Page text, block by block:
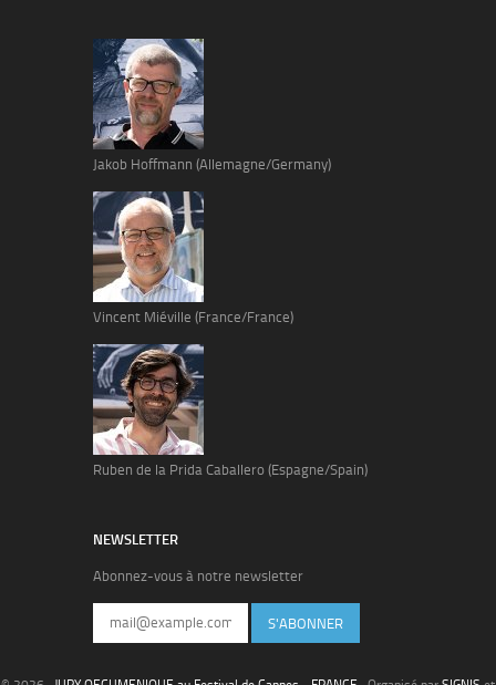
Jakob Hoffmann (Allemagne/Germany)
Vincent Miéville (France/France)
Ruben de la Prida Caballero (Espagne/Spain)
NEWSLETTER
Abonnez-vous à notre newsletter
S'ABONNER